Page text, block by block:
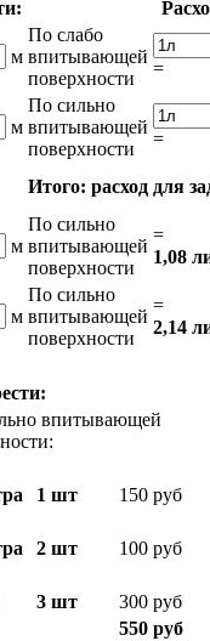
м
По слабо
впитывающей
поверхности
=
м
По сильно
впитывающей
поверхности
=
Итого: расход для
м
По сильно
впитывающей
поверхности
=
1,08
м
По сильно
впитывающей
поверхности
=
2,14
впитывающей
1 шт
150 руб
2 шт
100 руб
3 шт
300 руб
550 руб